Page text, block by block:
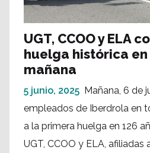
UGT, CCOO y ELA
huelga histórica
mañana
5 junio, 2025 Mañana, 6 de
empleados de Iberdrola en
a la primera huelga en 126
UGT, CCOO y ELA, afiliadas